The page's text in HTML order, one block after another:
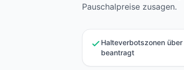
Pauschalpreise zusagen.
Halteverbotszonen
beantragt